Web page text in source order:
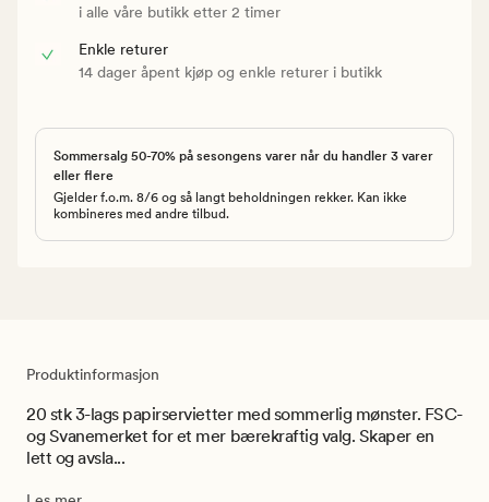
i alle våre butikk etter 2 timer
Enkle returer
14 dager åpent kjøp og enkle returer i butikk
Sommersalg 50-70% på sesongens varer når du handler 3 varer
eller flere
Gjelder f.o.m. 8/6 og så langt beholdningen rekker. Kan ikke
kombineres med andre tilbud.
Produktinformasjon
20 stk 3-lags papirservietter med sommerlig mønster. FSC-
og Svanemerket for et mer bærekraftig valg. Skaper en
lett og avsla...